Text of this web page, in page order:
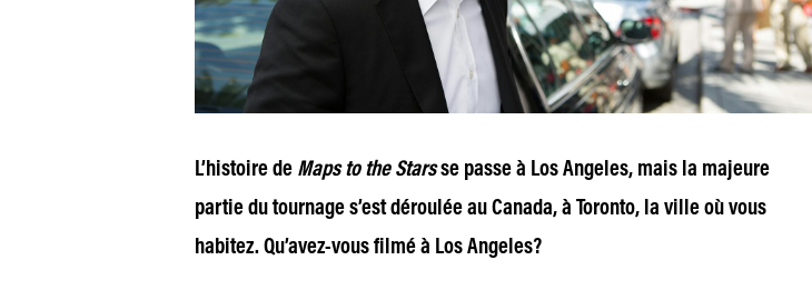
L’histoire de Maps to the Starsse passe à Los Angeles, mais la majeure
partie du tournage s’est déroulée au Canada, à Toronto, la ville où vous
habitez. Qu’avez-vous filmé à Los Angeles?